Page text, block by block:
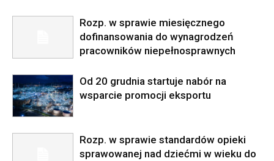
Rozp. w sprawie miesięcznego
dofinansowania do wynagrodzeń
pracowników niepełnosprawnych
Od 20 grudnia startuje nabór na
wsparcie promocji eksportu
Rozp. w sprawie standardów opieki
sprawowanej nad dziećmi w wieku do